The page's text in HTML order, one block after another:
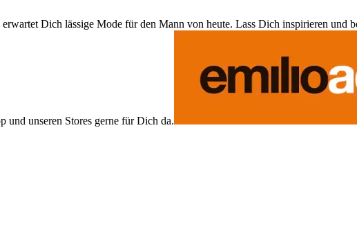
Dich lässige Mode für den Mann von heute. Lass Dich inspirieren und
und unseren Stores gerne für Dich da.